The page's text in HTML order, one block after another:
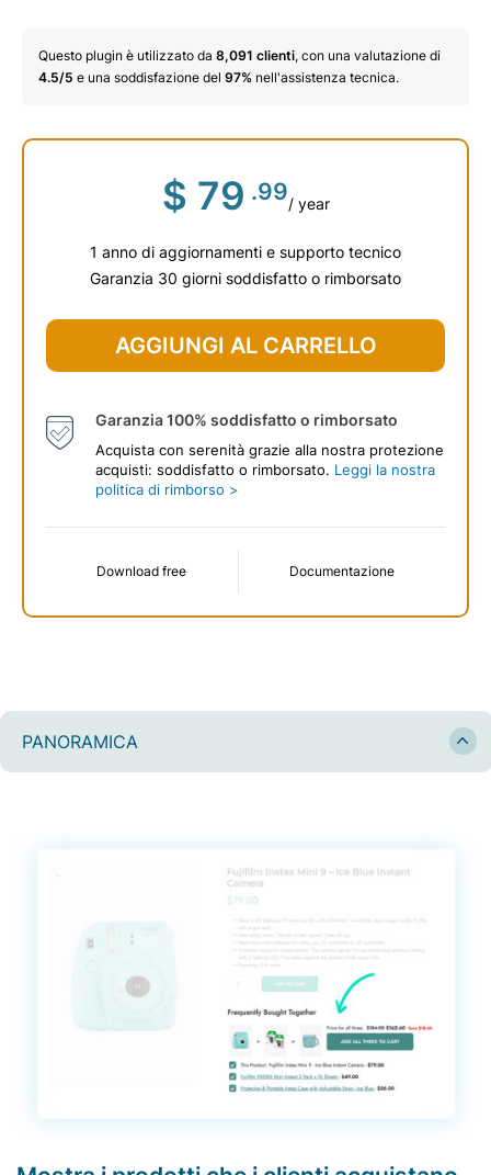
Questo plugin è utilizzato da 8,091 clienti, con una valutazione di
4.5/5 e una soddisfazione del 97% nell'assistenza tecnica.
$ 79 .99/ year
1 anno di aggiornamenti e supporto tecnico
Garanzia 30 giorni soddisfatto o rimborsato
AGGIUNGI AL CARRELLO
Garanzia 100% soddisfatto o rimborsato
Acquista con serenità grazie alla nostra protezione
acquisti: soddisfatto o rimborsato. Leggi la nostra
politica di rimborso >
Download free Documentazione
PANORAMICA